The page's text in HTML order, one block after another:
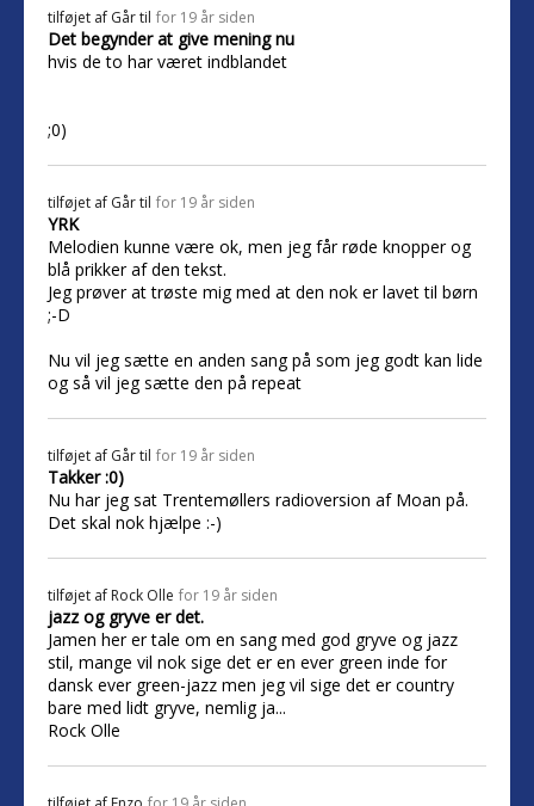
tilføjet af Går til for 19 år siden
Det begynder at give mening nu
hvis de to har været indblandet
;0)
tilføjet af Går til for 19 år siden
YRK
Melodien kunne være ok, men jeg får røde knopper og
blå prikker af den tekst.
Jeg prøver at trøste mig med at den nok er lavet til børn
;-D
Nu vil jeg sætte en anden sang på som jeg godt kan lide
og så vil jeg sætte den på repeat
tilføjet af Går til for 19 år siden
Takker :0)
Nu har jeg sat Trentemøllers radioversion af Moan på.
Det skal nok hjælpe :-)
tilføjet af Rock Olle for 19 år siden
jazz og gryve er det.
Jamen her er tale om en sang med god gryve og jazz
stil, mange vil nok sige det er en ever green inde for
dansk ever green-jazz men jeg vil sige det er country
bare med lidt gryve, nemlig ja...
Rock Olle